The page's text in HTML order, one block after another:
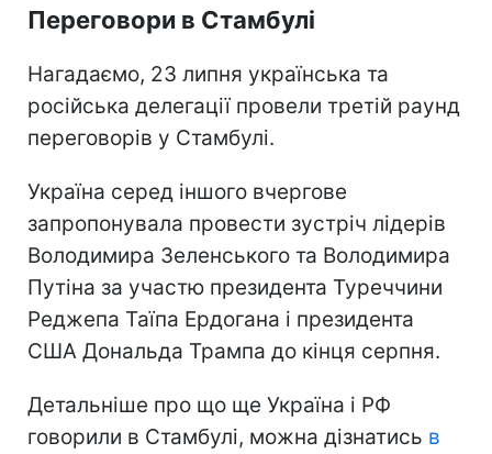
Переговори в Стамбулі
Нагадаємо, 23 липня українська та
російська делегації провели третій раунд
переговорів у Стамбулі.
Україна серед іншого вчергове
запропонувала провести зустріч лідерів
Володимира Зеленського та Володимира
Путіна за участю президента Туреччини
Реджепа Таїпа Ердогана і президента
США Дональда Трампа до кінця серпня.
Детальніше про що ще Україна і РФ
говорили в Стамбулі, можна дізнатись в